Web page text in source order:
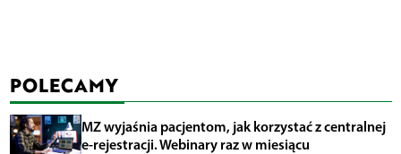
POLECAMY
MZ wyjaśnia pacjentom, jak korzystać z centralnej
e-rejestracji. Webinary raz w miesiącu